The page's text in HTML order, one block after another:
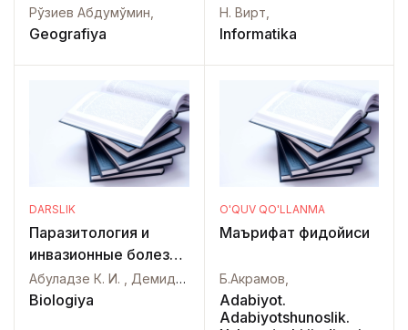
иқтисодий ва
ижтимоий
Рўзиев Абдумўмин,
Geografiya
Н. Вирт,
Informatika
DARSLIK
Паразитология и
инвазионные болезни
сельскохозяйственных
животных
Абуладзе К. И. , Демидов Н. В. , Непоклонов А. А. , Никольский С. Н. , Павлова Н. В. , Степанов А. В.,
Biologiya
O'QUV QO'LLANMA
Маърифат фидойиси
Б.Акрамов,
Adabiyot.
Adabiyotshunoslik.